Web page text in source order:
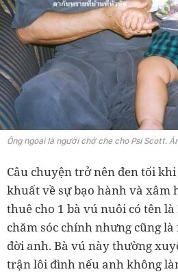
Ông ngoại là người chở che cho Psi Scott.
Câu chuyện trở nên đen tối khi
khuất về sự bạo hành và xâm
thuê cho 1 bà vú nuôi có tên
chăm sóc chính nhưng cũng
đời anh. Bà vú này thường
trận lôi đình nếu anh không